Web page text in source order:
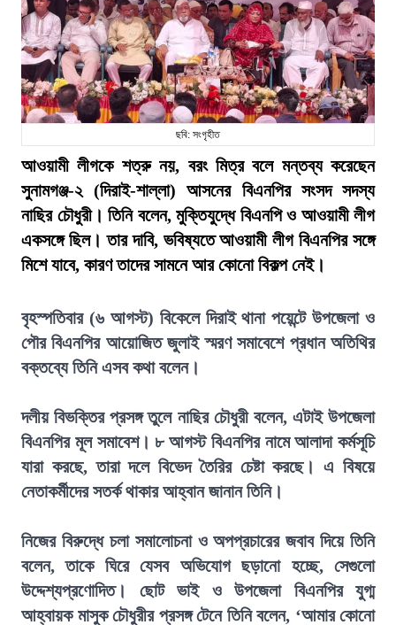
ছবি: সংগৃহীত
আওয়ামী লীগকে শত্রু নয়, বরং মিত্র বলে মন্তব্য করেছেন
সুনামগঞ্জ-২ (দিরাই-শাল্লা) আসনের বিএনপির সংসদ সদস্য
নাছির চৌধুরী। তিনি বলেন, মুক্তিযুদ্ধে বিএনপি ও আওয়ামী লীগ
একসঙ্গে ছিল। তার দাবি, ভবিষ্যতে আওয়ামী লীগ বিএনপির সঙ্গে
মিশে যাবে, কারণ তাদের সামনে আর কোনো বিকল্প নেই।
বৃহস্পতিবার (৬ আগস্ট) বিকেলে দিরাই থানা পয়েন্টে উপজেলা ও
পৌর বিএনপির আয়োজিত জুলাই স্মরণ সমাবেশে প্রধান অতিথির
বক্তব্যে তিনি এসব কথা বলেন।
দলীয় বিভক্তির প্রসঙ্গ তুলে নাছির চৌধুরী বলেন, এটাই উপজেলা
বিএনপির মূল সমাবেশ। ৮ আগস্ট বিএনপির নামে আলাদা কর্মসূচি
যারা করছে, তারা দলে বিভেদ তৈরির চেষ্টা করছে। এ বিষয়ে
নেতাকর্মীদের সতর্ক থাকার আহ্বান জানান তিনি।
নিজের বিরুদ্ধে চলা সমালোচনা ও অপপ্রচারের জবাব দিয়ে তিনি
বলেন, তাকে ঘিরে যেসব অভিযোগ ছড়ানো হচ্ছে, সেগুলো
উদ্দেশ্যপ্রণোদিত। ছোট ভাই ও উপজেলা বিএনপির যুগ্ম
আহ্বায়ক মাসুক চৌধুরীর প্রসঙ্গ টেনে তিনি বলেন, ‘আমার কোনো